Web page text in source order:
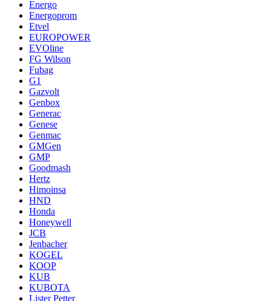
Energo
Energoprom
Etvel
EUROPOWER
EVOline
FG Wilson
Fubag
G1
Gazvolt
Genbox
Generac
Genese
Genmac
GMGen
GMP
Goodmash
Hertz
Himoinsa
HND
Honda
Honeywell
JCB
Jenbacher
KOGEL
KOOP
KUB
KUBOTA
Lister Petter